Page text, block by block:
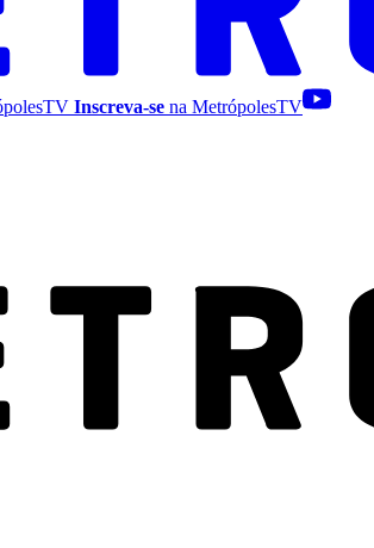
Inscreva-se na MetrópolesTV